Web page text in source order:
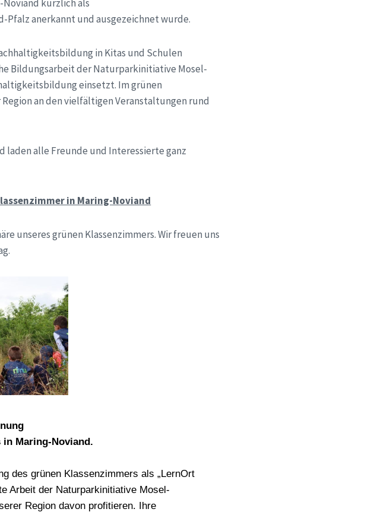
Noviand kürzlich als
Pfalz anerkannt und ausgezeichnet wurde.
in Kitas und Schulen
Bildungsarbeit der Naturparkinitiative Mosel-
einsetzt. Im grünen
an den vielfältigen Veranstaltungen rund
laden alle Freunde und Interessierte ganz
in Maring-Noviand
unseres grünen Klassenzimmers. Wir freuen uns
Maring-Noviand.
des grünen Klassenzimmers als „LernOrt
Arbeit der Naturparkinitiative Mosel-
Region davon profitieren. Ihre